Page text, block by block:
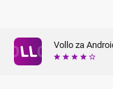
Vollo za